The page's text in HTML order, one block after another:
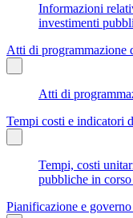
Informazioni
investimenti
Atti di programmazione
Atti di
Tempi costi e indicatori
Tempi, costi
pubbliche in
Pianificazione e